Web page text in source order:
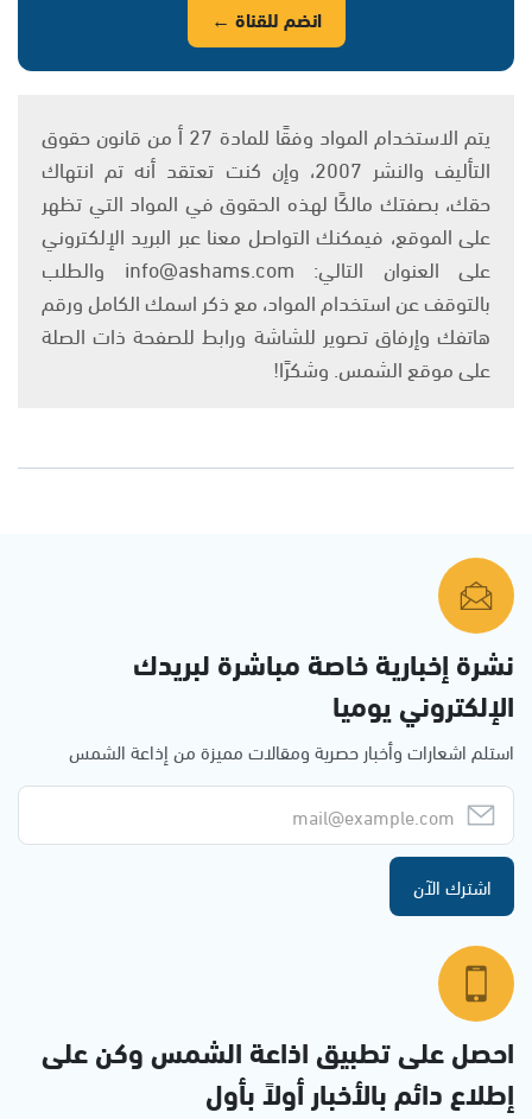
انضم للقناة ←
يتم الاستخدام المواد وفقًا للمادة 27 أ من قانون حقوق
التأليف والنشر 2007، وإن كنت تعتقد أنه تم انتهاك
حقك، بصفتك مالكًا لهذه الحقوق في المواد التي تظهر
على الموقع، فيمكنك التواصل معنا عبر البريد الإلكتروني
على العنوان التالي: info@ashams.com والطلب
بالتوقف عن استخدام المواد، مع ذكر اسمك الكامل ورقم
هاتفك وإرفاق تصوير للشاشة ورابط للصفحة ذات الصلة
على موقع الشمس. وشكرًا!
نشرة إخبارية خاصة مباشرة لبريدك
الإلكتروني يوميا
استلم اشعارات وأخبار حصرية ومقالات مميزة من إذاعة الشمس
اشترك الآن
احصل على تطبيق اذاعة الشمس وكن على
إطلاع دائم بالأخبار أولاً بأول